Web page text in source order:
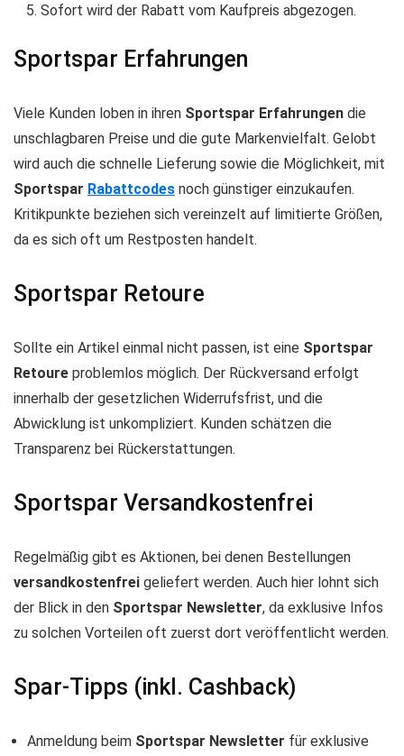
Sofort wird der Rabatt vom Kaufpreis abgezogen.
Sportspar Erfahrungen
Viele Kunden loben in ihren Sportspar Erfahrungen die
unschlagbaren Preise und die gute Markenvielfalt. Gelobt
wird auch die schnelle Lieferung sowie die Möglichkeit, mit
Sportspar Rabattcodes noch günstiger einzukaufen.
Kritikpunkte beziehen sich vereinzelt auf limitierte Größen,
da es sich oft um Restposten handelt.
Sportspar Retoure
Sollte ein Artikel einmal nicht passen, ist eine Sportspar
Retoure problemlos möglich. Der Rückversand erfolgt
innerhalb der gesetzlichen Widerrufsfrist, und die
Abwicklung ist unkompliziert. Kunden schätzen die
Transparenz bei Rückerstattungen.
Sportspar Versandkostenfrei
Regelmäßig gibt es Aktionen, bei denen Bestellungen
versandkostenfrei geliefert werden. Auch hier lohnt sich
der Blick in den Sportspar Newsletter, da exklusive Infos
zu solchen Vorteilen oft zuerst dort veröffentlicht werden.
Spar-Tipps (inkl. Cashback)
Anmeldung beim Sportspar Newsletter für exklusive